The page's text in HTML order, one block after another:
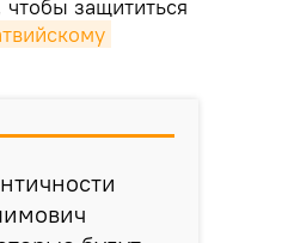
защититься